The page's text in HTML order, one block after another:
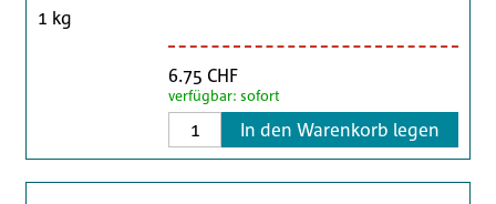
1 kg
6.75 CHF
verfügbar: sofort
In den Warenkorb legen